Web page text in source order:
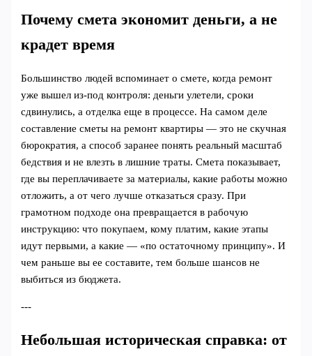
Почему смета экономит деньги, а не
крадет время
Большинство людей вспоминает о смете, когда ремонт
уже вышел из-под контроля: деньги улетели, сроки
сдвинулись, а отделка еще в процессе. На самом деле
составление сметы на ремонт квартиры — это не скучная
бюрократия, а способ заранее понять реальный масштаб
бедствия и не влезть в лишние траты. Смета показывает,
где вы переплачиваете за материалы, какие работы можно
отложить, а от чего лучше отказаться сразу. При
грамотном подходе она превращается в рабочую
инструкцию: что покупаем, кому платим, какие этапы
идут первыми, а какие — «по остаточному принципу». И
чем раньше вы ее составите, тем больше шансов не
выбиться из бюджета.
---
Небольшая историческая справка: от